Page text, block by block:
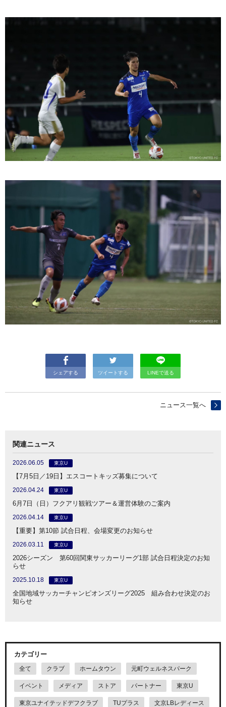
シェアする ツイートする LINEで送る
ニュース一覧へ
関連ニュース
2026.06.05 東京U
【7月5日／19日】エスコートキッズ募集について
2026.04.24 東京U
6月7日（日）フクアリ観戦ツアー＆運営体験のご案内
2026.04.14 東京U
【重要】第10節 試合日程、会場変更のお知らせ
2026.03.11 東京U
2026シーズン 第60回関東サッカーリーグ1部 試合日程決定のお知
らせ
2025.10.18 東京U
全国地域サッカーチャンピオンズリーグ2025 組み合わせ決定のお
知らせ
カテゴリー
全て クラブ ホームタウン 元町ウェルネスパーク
イベント メディア ストア パートナー 東京U
東京ユナイテッドデフクラブ TUプラス 文京LBレディース